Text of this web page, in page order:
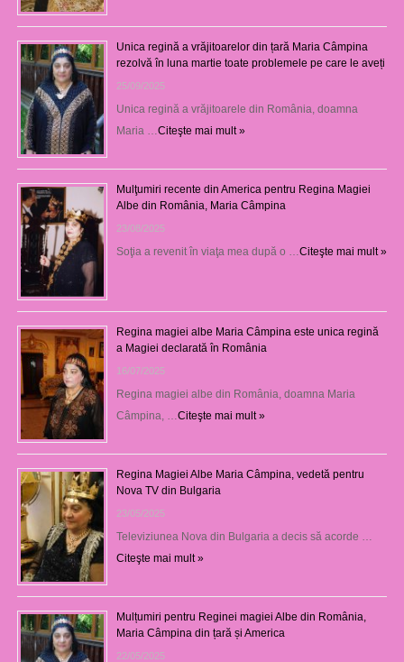
Unica regină a vrăjitoarelor din țară Maria Câmpina
rezolvă în luna martie toate problemele pe care le aveți
25/09/2025
Unica regină a vrăjitoarele din România, doamna
Maria … Citeşte mai mult »
Mulţumiri recente din America pentru Regina Magiei
Albe din România, Maria Câmpina
23/08/2025
Soţia a revenit în viaţa mea după o … Citeşte mai mult »
Regina magiei albe Maria Câmpina este unica regină
a Magiei declarată în România
16/07/2025
Regina magiei albe din România, doamna Maria
Câmpina, … Citeşte mai mult »
Regina Magiei Albe Maria Câmpina, vedetă pentru
Nova TV din Bulgaria
23/05/2025
Televiziunea Nova din Bulgaria a decis să acorde …
Citeşte mai mult »
Mulțumiri pentru Reginei magiei Albe din România,
Maria Câmpina din țară și America
22/05/2025